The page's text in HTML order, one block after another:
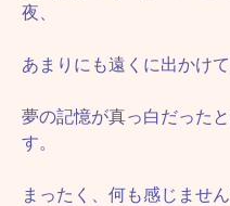
夜、
あまりにも遠くに出かけて
夢の記憶が真っ白だった
す。
まったく、何も感じませ